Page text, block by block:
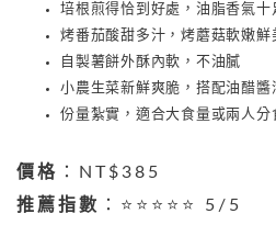
培根煎得恰到好處，油脂香氣十
烤番茄酸甜多汁，烤蘑菇軟嫩鮮
自製薯餅外酥內軟，不油膩
小農生菜新鮮爽脆，搭配油醋醬
份量紮實，適合大食量或兩人分
價格 ：NT$385
推薦指數
：⭐⭐⭐⭐⭐ 5/5